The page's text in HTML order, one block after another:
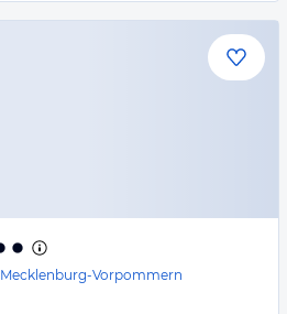
Mecklenburg-Vorpommern